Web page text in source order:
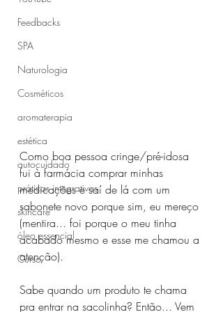
Feedbacks
SPA
Naturologia
Cosméticos
aromaterapia
estética
autocuidado
práticas integrativas
skincare
óleo essencial
Curso
Como boa pessoa cringe/pré-idosa
fui à farmácia comprar minhas
medicações e saí de lá com um
sabonete novo porque sim, eu mereço
(mentira... foi porque o meu tinha
acabado mesmo e esse me chamou a
atenção).
Sabe quando um produto te chama
pra entrar na sacolinha? Então... Vem